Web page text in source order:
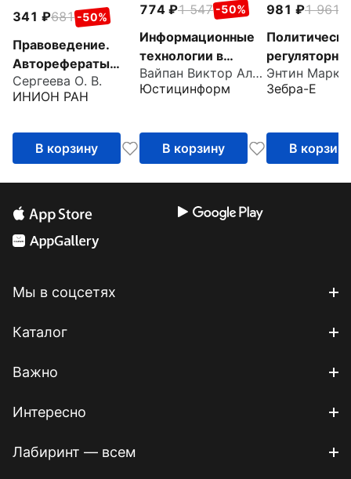
341 681 -50%
Правоведение.
Авторефераты
2021–2022
Сергеева О. В.
ИНИОН РАН
В корзину
774 1 547 -50%
Информационные
технологии в
юридической
деятельности.
информатика в
цифровую эпоху.
Часть 2
Вайпан Виктор Алексеевич
Юстицинформ
В корзину
981 1 961
обеспечение
мировых
процессов -
Зебра-Е
В корзину
Мы в соцсетях
Каталог
Важно
Интересно
Лабиринт — всем